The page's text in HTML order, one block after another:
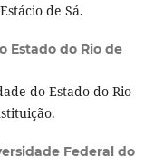
de Sá.
Estado do Rio de
do Estado do Rio
Federal do